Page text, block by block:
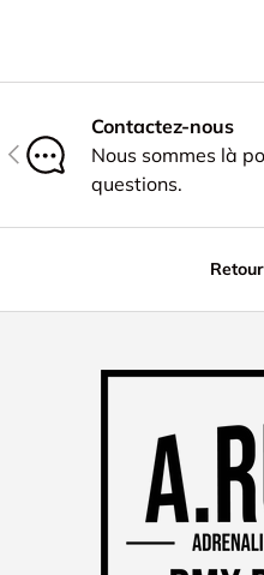
PRÉCÉDENT
Contactez-nous
Nous sommes là
questions.